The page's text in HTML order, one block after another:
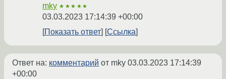
mky ★★★★★
03.03.2023 17:14:39 +00:00
Показать ответ
Ссылка
Ответ на: комментарий от mky 03.03.2023 17:14:39
+00:00